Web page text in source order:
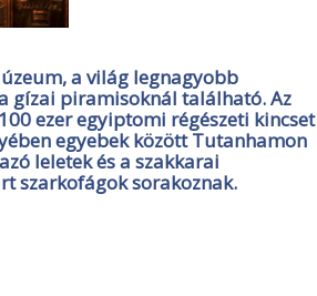
a világ legnagyobb
gízai piramisoknál található. Az
ezer egyiptomi régészeti kincset
egyebek között Tutanhamon
leletek és a szakkarai
szarkofágok sorakoznak.